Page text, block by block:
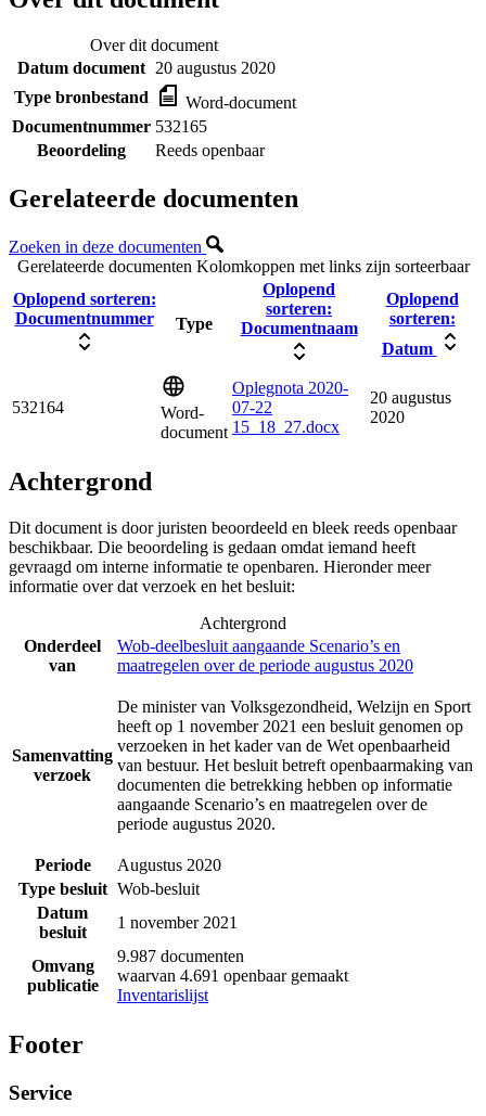
Over dit document
Datum document 20 augustus 2020
Type bronbestand
Word-document
Documentnummer 532165
Beoordeling
Reeds openbaar
Gerelateerde documenten
Zoeken in deze documenten
Gerelateerde documenten Kolomkoppen met links zijn sorteerbaar
Oplopend sorteren:
Documentnummer
Type
Oplopend
sorteren:
Documentnaam
Oplopend
sorteren:
Datum
532164
Word-
document
Oplegnota 2020-
07-22
15_18_27.docx
20 augustus
2020
Achtergrond
Dit document is door juristen beoordeeld en bleek reeds openbaar
beschikbaar. Die beoordeling is gedaan omdat iemand heeft
gevraagd om interne informatie te openbaren. Hieronder meer
informatie over dat verzoek en het besluit:
Achtergrond
Onderdeel
van
Wob-deelbesluit aangaande Scenario’s en
maatregelen over de periode augustus 2020
Samenvatting
verzoek
De minister van Volksgezondheid, Welzijn en Sport
heeft op 1 november 2021 een besluit genomen op
verzoeken in het kader van de Wet openbaarheid
van bestuur. Het besluit betreft openbaarmaking van
documenten die betrekking hebben op informatie
aangaande Scenario’s en maatregelen over de
periode augustus 2020.
Periode
Augustus 2020
Type besluit Wob-besluit
Datum
besluit
1 november 2021
Omvang
publicatie
9.987 documenten
waarvan 4.691 openbaar gemaakt
Inventarislijst
Footer
Service